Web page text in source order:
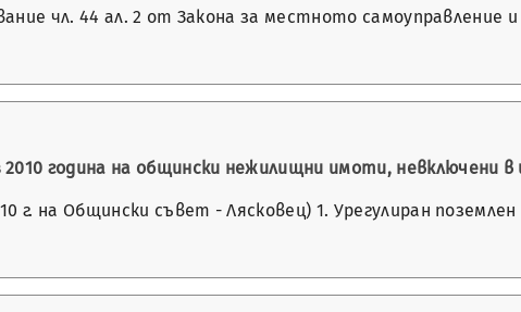
чл. 44 ал. 2 от Закона за местното
2010 година на общински нежилищни имоти,
г. на Общински съвет - Лясковец) 1. Урегулиран